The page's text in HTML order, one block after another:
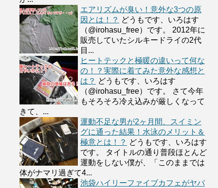
エアリズムが臭い！意外な3つの原
因とは！？ どうもです、いろはす
（@irohasu_free）です。 2012年に
販売していたシルキードライの2代
目...
ヒートテックと極暖の違いって何な
の！？実際に着てみた意外な感想と
は？ どうもです、いろはす
（@irohasu_free）です。 さて今年
もそろそろ冷え込みが厳しくなって
きて、...
運動不足な男が2ヶ月間、スイミン
グに通った結果！水泳のメリット＆
極意とは！？ どうもです、いろはす
です。 タイトルの通り普段ほとんど
運動をしない僕が、「このままでは
体がナマリ過ぎて4...
池袋ハイリーファイブカフェがヤバ